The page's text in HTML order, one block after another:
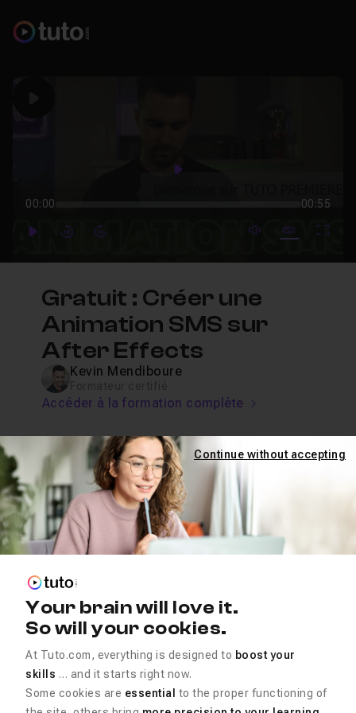
Play
00:00 00:55
PlayForwardForward mute video
Subtitles
Gratuit : Créer une
Animation SMS sur
After Effects
Kevin Mendiboure
Accéder à la formation complète